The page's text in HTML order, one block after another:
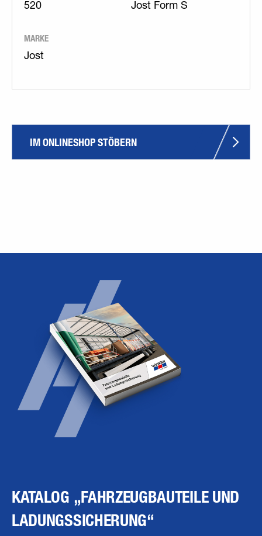
520 Jost Form S
MARKE
Jost
IM ONLINESHOP STÖBERN
KATALOG „FAHRZEUGBAUTEILE UND
LADUNGSSICHERUNG“